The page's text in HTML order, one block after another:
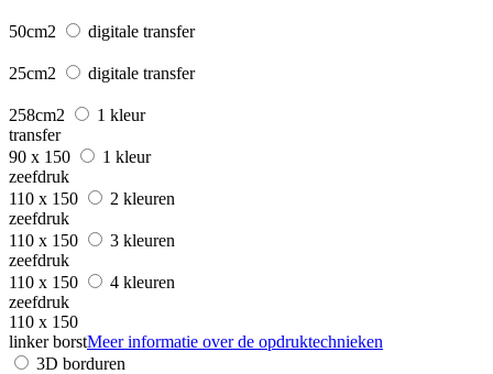
50cm2 digitale transfer
25cm2 digitale transfer
258cm2
1 kleur
transfer
90 x 150
1 kleur
zeefdruk
110 x 150
2 kleuren
zeefdruk
110 x 150
3 kleuren
zeefdruk
110 x 150
4 kleuren
zeefdruk
110 x 150
linker borstMeer informatie over de opdruktechnieken
3D borduren